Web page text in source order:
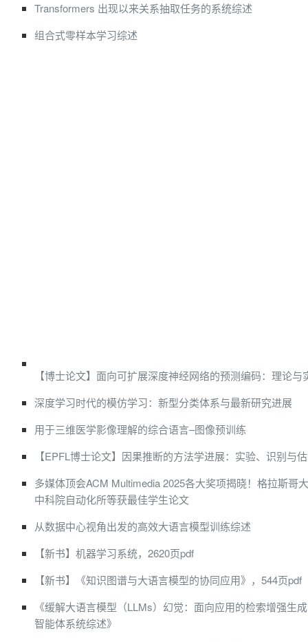
Transformers 出现以来关系抽取任务的系统综述
组合式零样本学习综述
【博士论文】面向可扩展深度神经网络的预测编码：理论与
深度学习时代的模仿学习：新型分类体系与最新研究进展
用于三维医学影像理解的综合语言–图像预训练
【EPFL博士论文】因果推断的方法学进展：实验、识别与
多媒体顶会ACM Multimedia 2025各大奖项揭晓！格拉斯哥
中科院自动化所等获最佳学生论文
从数据中心视角出发的高效大语言模型训练综述
【新书】机器学习系统，2620页pdf
【新书】《知识图谱与大语言模型的协同应用》，544页pdf
《缓解大语言模型（LLMs）幻觉：面向应用的检索增强生
智能体系统综述》